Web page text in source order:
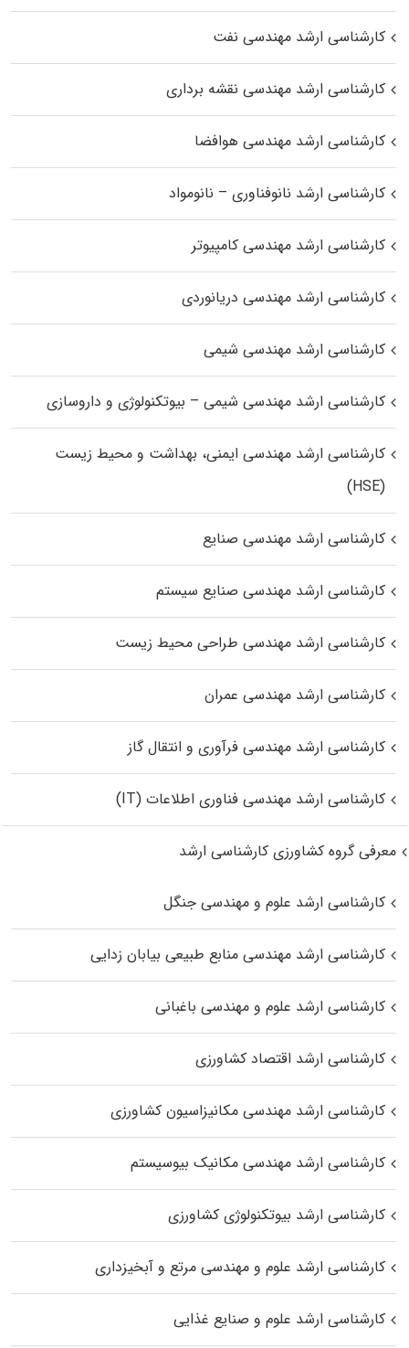
کارشناسی ارشد مهندسی نفت
کارشناسی ارشد مهندسی نقشه برداری
کارشناسی ارشد مهندسی هوافضا
کارشناسی ارشد نانوفناوری – نانومواد
کارشناسی ارشد مهندسی کامپیوتر
کارشناسی ارشد مهندسی دریانوردی
کارشناسی ارشد مهندسی شیمی
کارشناسی ارشد مهندسی شیمی – بیوتکنولوژی و داروسازی
کارشناسی ارشد مهندسی ایمنی، بهداشت و محیط زیست
(HSE)
کارشناسی ارشد مهندسی صنایع
کارشناسی ارشد مهندسی صنایع سیستم
کارشناسی ارشد مهندسی طراحی محیط زیست
کارشناسی ارشد مهندسی عمران
کارشناسی ارشد مهندسی فرآوری و انتقال گاز
کارشناسی ارشد مهندسی فناوری اطلاعات (IT)
معرفی گروه کشاورزی کارشناسی ارشد
کارشناسی ارشد علوم و مهندسی جنگل
کارشناسی ارشد مهندسی منابع طبیعی بیابان زدایی
کارشناسی ارشد علوم و مهندسی باغبانی
کارشناسی ارشد اقتصاد کشاورزی
کارشناسی ارشد مهندسی مکانیزاسیون کشاورزی
کارشناسی ارشد مهندسی مکانیک بیوسیستم
کارشناسی ارشد بیوتکنولوژی کشاورزی
کارشناسی ارشد علوم و مهندسی مرتع و آبخیزداری
کارشناسی ارشد علوم و صنایع غذایی